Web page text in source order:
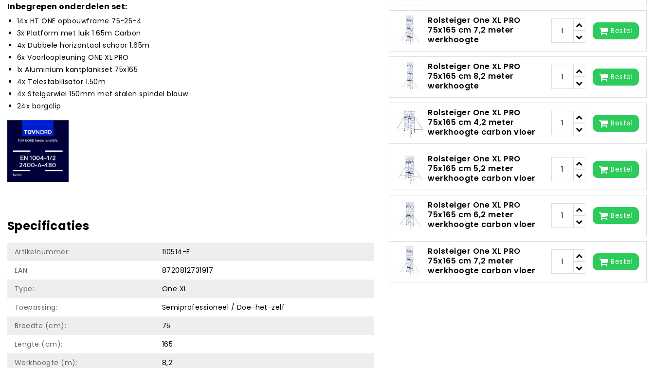
Inbegrepen onderdelen set:
14x HT ONE opbouwframe 75-25-4
3x Platform met luik 1.65m Carbon
4x Dubbele horizontaal schoor 1.65m
6x Voorloopleuning ONE XL PRO
1x Aluminium kantplankset 75x165
4x Telestabilisator 1.50m
4x Steigerwiel 150mm met stalen spindel blauw
24x borgclip
Specificaties
Artikelnummer:
110514-F
EAN:
8720812731917
Type:
One XL
Toepassing:
Semiprofessioneel / Doe-het-zelf
Breedte (cm):
75
Lengte (cm):
165
Werkhoogte (m):
8,2
Rolsteiger One XL PRO
75x165 cm 7,2 meter
werkhoogte
Bestel
Rolsteiger One XL PRO
75x165 cm 8,2 meter
werkhoogte
Bestel
Rolsteiger One XL PRO
75x165 cm 4,2 meter
werkhoogte carbon vloer
Bestel
Rolsteiger One XL PRO
75x165 cm 5,2 meter
werkhoogte carbon vloer
Bestel
Rolsteiger One XL PRO
75x165 cm 6,2 meter
werkhoogte carbon vloer
Bestel
Rolsteiger One XL PRO
75x165 cm 7,2 meter
werkhoogte carbon vloer
Bestel